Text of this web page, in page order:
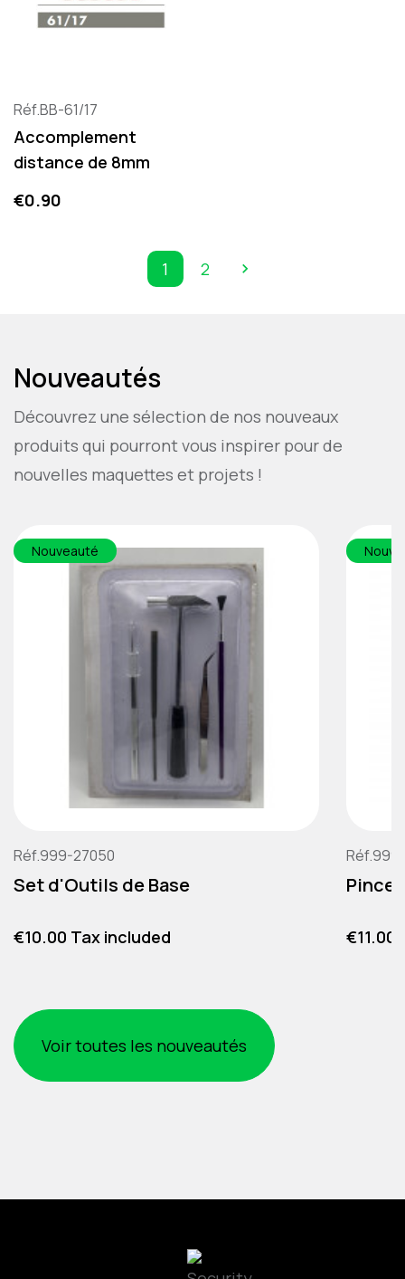
Réf.BB-61/17
Accomplement
distance de 8mm
Price
€0.90
1 2 
Nouveautés
Découvrez une sélection de nos nouveaux
produits qui pourront vous inspirer pour de
nouvelles maquettes et projets !
Réf.999-27050
Set d'Outils de Base
Price
€10.00 Tax included
Nouveauté
Pince
Price
€11.00
Voir toutes les nouveautés